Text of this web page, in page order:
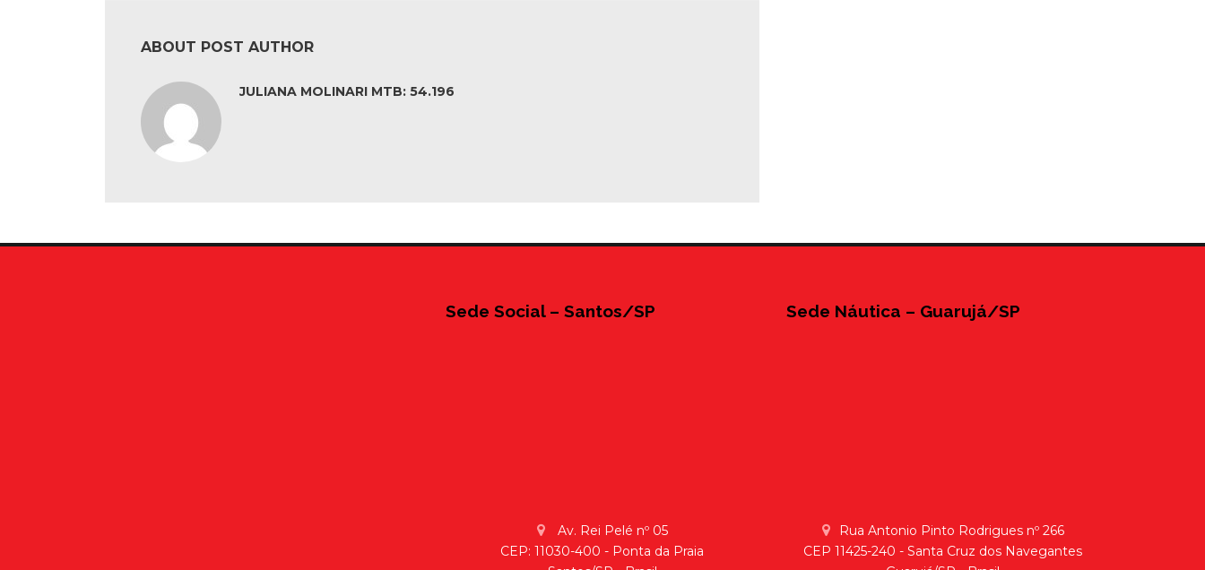
ABOUT POST AUTHOR
JULIANA MOLINARI MTB: 54.196
Sede Social – Santos/SP
Av. Rei Pelé nº 05
CEP: 11030-400 - Ponta da Praia
Sede Náutica – Guarujá/SP
Rua Antonio Pinto Rodrigues nº 266
CEP 11425-240 - Santa Cruz dos Navegantes